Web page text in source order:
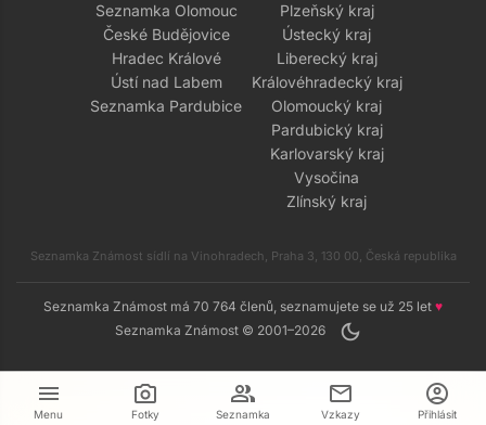
menu
Menu
camera_alt
Fotky
group
Seznamka
mail
Vzkazy
account_circle
Přihlásit
Seznamka Olomouc
České Budějovice
Hradec Králové
Ústí nad Labem
Seznamka Pardubice
Plzeňský kraj
Ústecký kraj
Liberecký kraj
Královéhradecký kraj
Olomoucký kraj
Pardubický kraj
Karlovarský kraj
Vysočina
Zlínský kraj
Seznamka Známost sídlí na Vinohradech, Praha 3, 130 00, Česká republika
Seznamka Známost má 70 764 členů, seznamujete se už 25 let ♥
Seznamka Známost © 2001–2026
dark_mode